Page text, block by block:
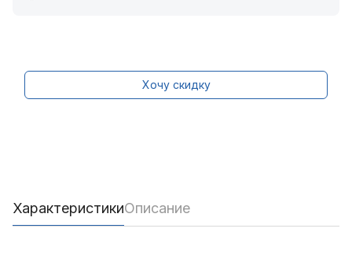
Хочу скидку
ХарактеристикиОписание